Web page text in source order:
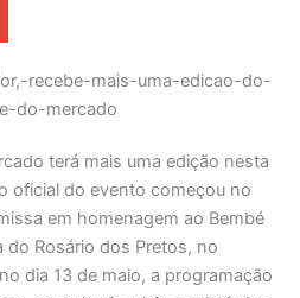
terá mais uma edição nesta
oficial do evento começou no
em homenagem ao Bembé
do Rosário dos Pretos, no
dia 13 de maio, a programação